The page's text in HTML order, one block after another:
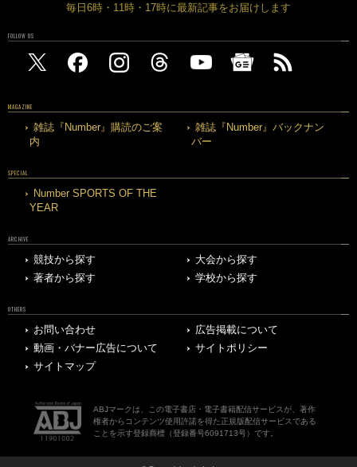
毎日6時・11時・17時に最新記事をお届けします
FOLLOW US
MAGAZINE
雑誌『Number』購読のご案
内
雑誌『Number』バックナン
バー
SPECIAL
Number SPORTS OF THE
YEAR
ARCHIVE
競技から探す
大会から探す
著者から探す
学校から探す
OTHERS
お問い合わせ
広告掲載について
動画・バナー広告について
サイトポリシー
サイトマップ
ABJマークは、この電子書店・電子書籍配信サービスが、著作
権者からコンテンツ使用許諾を得た正規版配信サービスである
ことを示す登録商標（登録番号6091713号）です。